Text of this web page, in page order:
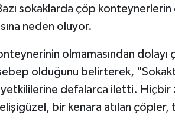
sokaklarda çöp konteynerlerin
neden oluyor.
olmamasından dolayı
olduğunu belirterek,
defalarca iletti. Hiçbir
bir kenara atılan çöpler,